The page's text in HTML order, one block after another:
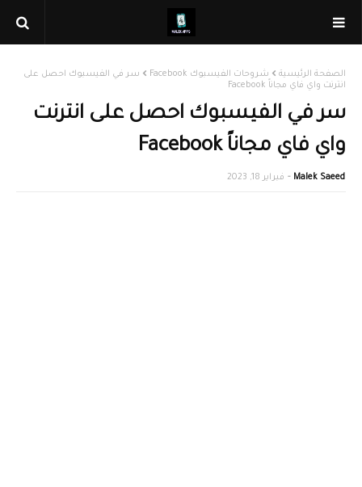
الصفحة الرئيسية شروحات الفيسبوك Facebook
سر في الفيسبوك احصل على
انترنت واي فاي مجاناً Facebook
سر في الفيسبوك احصل على انترنت
واي فاي مجاناً Facebook
Malek Saeed فبراير 18, 2023